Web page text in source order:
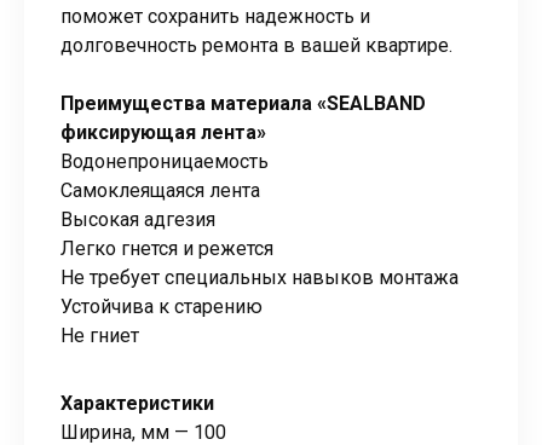
поможет сохранить надежность и
долговечность ремонта в вашей квартире.
Преимущества материала «SEALBAND
фиксирующая лента»
Водонепроницаемость
Самоклеящаяся лента
Высокая адгезия
Легко гнется и режется
Не требует специальных навыков монтажа
Устойчива к старению
Не гниет
Характеристики
Ширина, мм — 100